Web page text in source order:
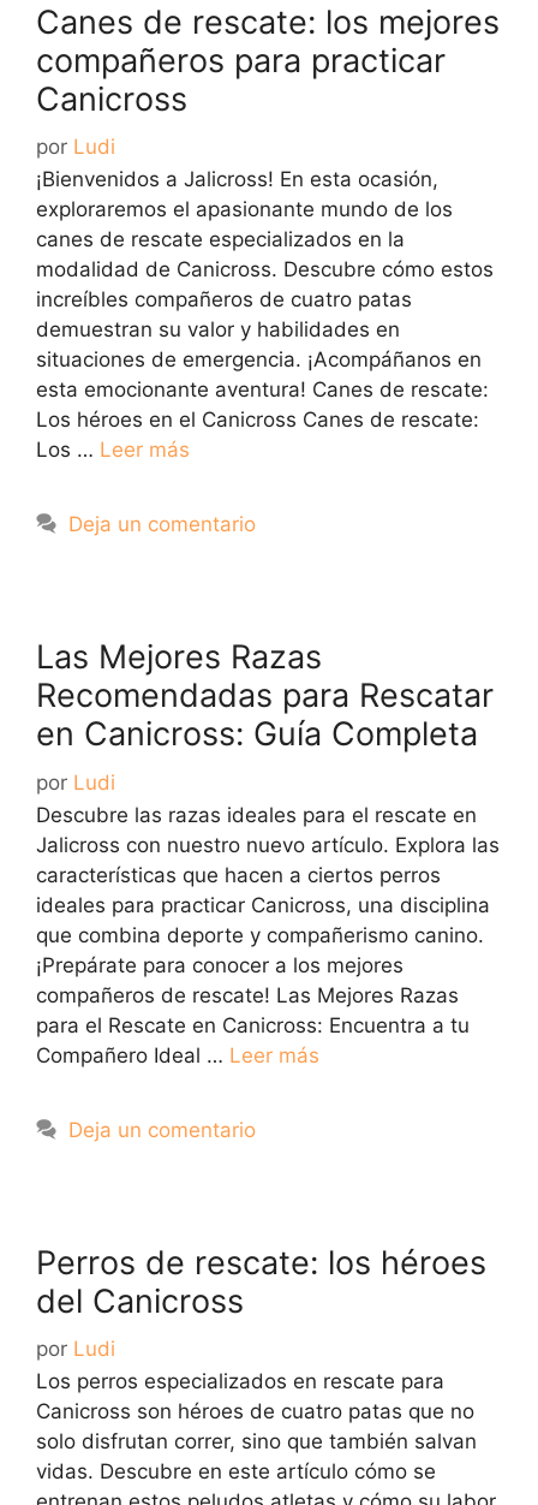
Canes de rescate: los mejores
compañeros para practicar
Canicross
por Ludi
¡Bienvenidos a Jalicross! En esta ocasión,
exploraremos el apasionante mundo de los
canes de rescate especializados en la
modalidad de Canicross. Descubre cómo estos
increíbles compañeros de cuatro patas
demuestran su valor y habilidades en
situaciones de emergencia. ¡Acompáñanos en
esta emocionante aventura! Canes de rescate:
Los héroes en el Canicross Canes de rescate:
Los … Leer más
Deja un comentario
Las Mejores Razas
Recomendadas para Rescatar
en Canicross: Guía Completa
por Ludi
Descubre las razas ideales para el rescate en
Jalicross con nuestro nuevo artículo. Explora las
características que hacen a ciertos perros
ideales para practicar Canicross, una disciplina
que combina deporte y compañerismo canino.
¡Prepárate para conocer a los mejores
compañeros de rescate! Las Mejores Razas
para el Rescate en Canicross: Encuentra a tu
Compañero Ideal … Leer más
Deja un comentario
Perros de rescate: los héroes
del Canicross
por Ludi
Los perros especializados en rescate para
Canicross son héroes de cuatro patas que no
solo disfrutan correr, sino que también salvan
vidas. Descubre en este artículo cómo se